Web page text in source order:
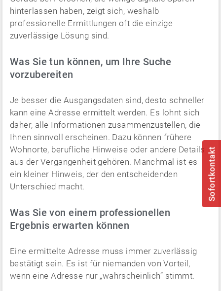
hinterlassen haben, zeigt sich, weshalb
professionelle Ermittlungen oft die einzige
zuverlässige Lösung sind.
Was Sie tun können, um Ihre Suche
vorzubereiten
Je besser die Ausgangsdaten sind, desto schneller
kann eine Adresse ermittelt werden. Es lohnt sich
daher, alle Informationen zusammenzustellen, die
Ihnen sinnvoll erscheinen. Dazu können frühere
Wohnorte, berufliche Hinweise oder andere Details
aus der Vergangenheit gehören. Manchmal ist es
ein kleiner Hinweis, der den entscheidenden
Unterschied macht.
Was Sie von einem professionellen
Ergebnis erwarten können
Eine ermittelte Adresse muss immer zuverlässig
bestätigt sein. Es ist für niemanden von Vorteil,
wenn eine Adresse nur „wahrscheinlich“ stimmt.
Sofortkontakt